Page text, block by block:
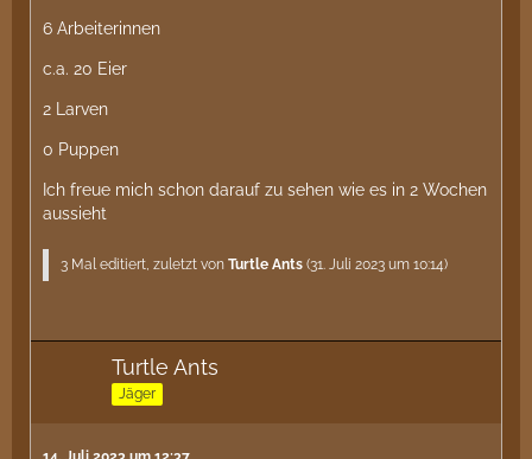
6 Arbeiterinnen
c.a. 20 Eier
2 Larven
0 Puppen
Ich freue mich schon darauf zu sehen wie es in 2 Wochen
aussieht
3 Mal editiert, zuletzt von Turtle Ants (31. Juli 2023 um 10:14)
Turtle Ants
Jäger